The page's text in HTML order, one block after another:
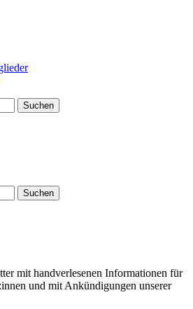
mit handverlesenen Informationen für
und mit Ankündigungen unserer